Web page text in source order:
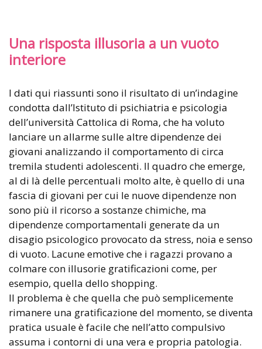
Una risposta illusoria a un vuoto
interiore
I dati qui riassunti sono il risultato di un’indagine
condotta dall’Istituto di psichiatria e psicologia
dell’università Cattolica di Roma, che ha voluto
lanciare un allarme sulle altre dipendenze dei
giovani analizzando il comportamento di circa
tremila studenti adolescenti. Il quadro che emerge,
al di là delle percentuali molto alte, è quello di una
fascia di giovani per cui le nuove dipendenze non
sono più il ricorso a sostanze chimiche, ma
dipendenze comportamentali generate da un
disagio psicologico provocato da stress, noia e senso
di vuoto. Lacune emotive che i ragazzi provano a
colmare con illusorie gratificazioni come, per
esempio, quella dello shopping.
Il problema è che quella che può semplicemente
rimanere una gratificazione del momento, se diventa
pratica usuale è facile che nell’atto compulsivo
assuma i contorni di una vera e propria patologia.